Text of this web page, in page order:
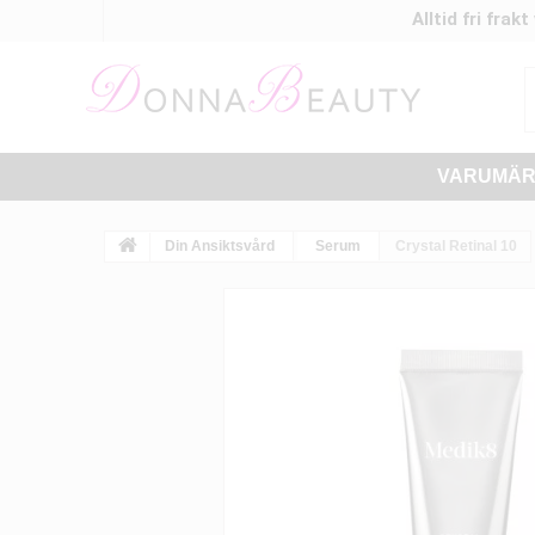
Alltid fri frakt
Din Ansiktsvård Serum Crystal Retinal 10